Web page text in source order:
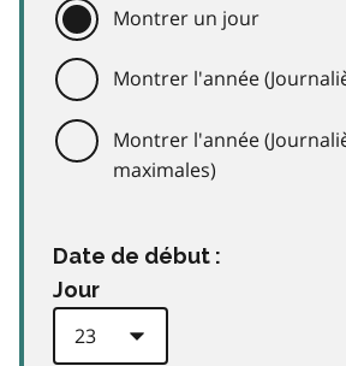
Montrer un jour
Montrer l'année
Montrer l'année
maximales)
Date de début :
Jour